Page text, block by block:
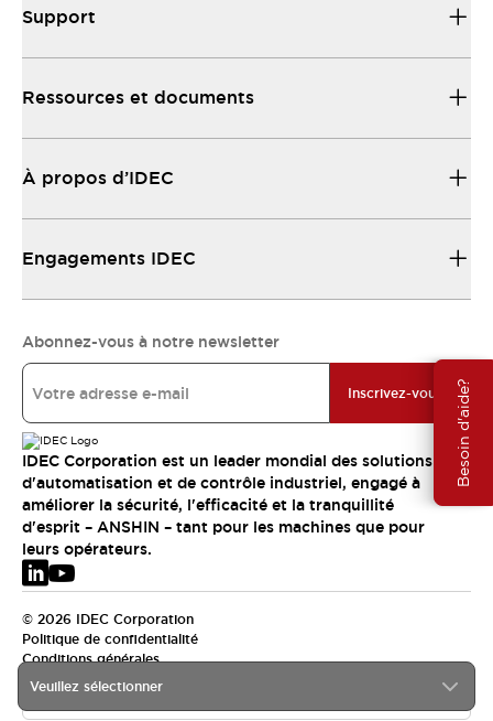
Besoin d'aide?
Veuillez sélectionner
Support
Ressources et documents
À propos d’IDEC
Engagements IDEC
Abonnez-vous à notre newsletter
Inscrivez-vous
IDEC Corporation est un leader mondial des solutions
d'automatisation et de contrôle industriel, engagé à
améliorer la sécurité, l'efficacité et la tranquillité
d'esprit – ANSHIN – tant pour les machines que pour
leurs opérateurs.
© 2026 IDEC Corporation
Politique de confidentialité
Conditions générales
EMEA